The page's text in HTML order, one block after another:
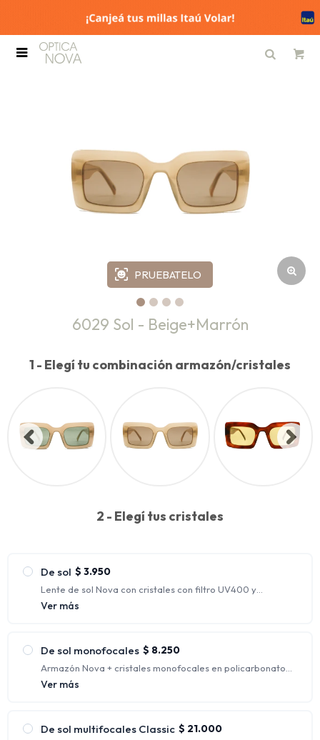

PRUEBATELO
6029 Sol - Beige+Marrón
1 - Elegí tu combinación armazón/cristales
2 - Elegí tus cristales
De sol $ 3.950
Lente de sol Nova con cristales con filtro UV400 y
polarizados.
Ver más
De sol monofocales $ 8.250
Armazón Nova + cristales monofocales en policarbonato
con protección UV. (Rango de graduaciones incluidas:
Ver más
De sol multifocales Classic $ 21.000